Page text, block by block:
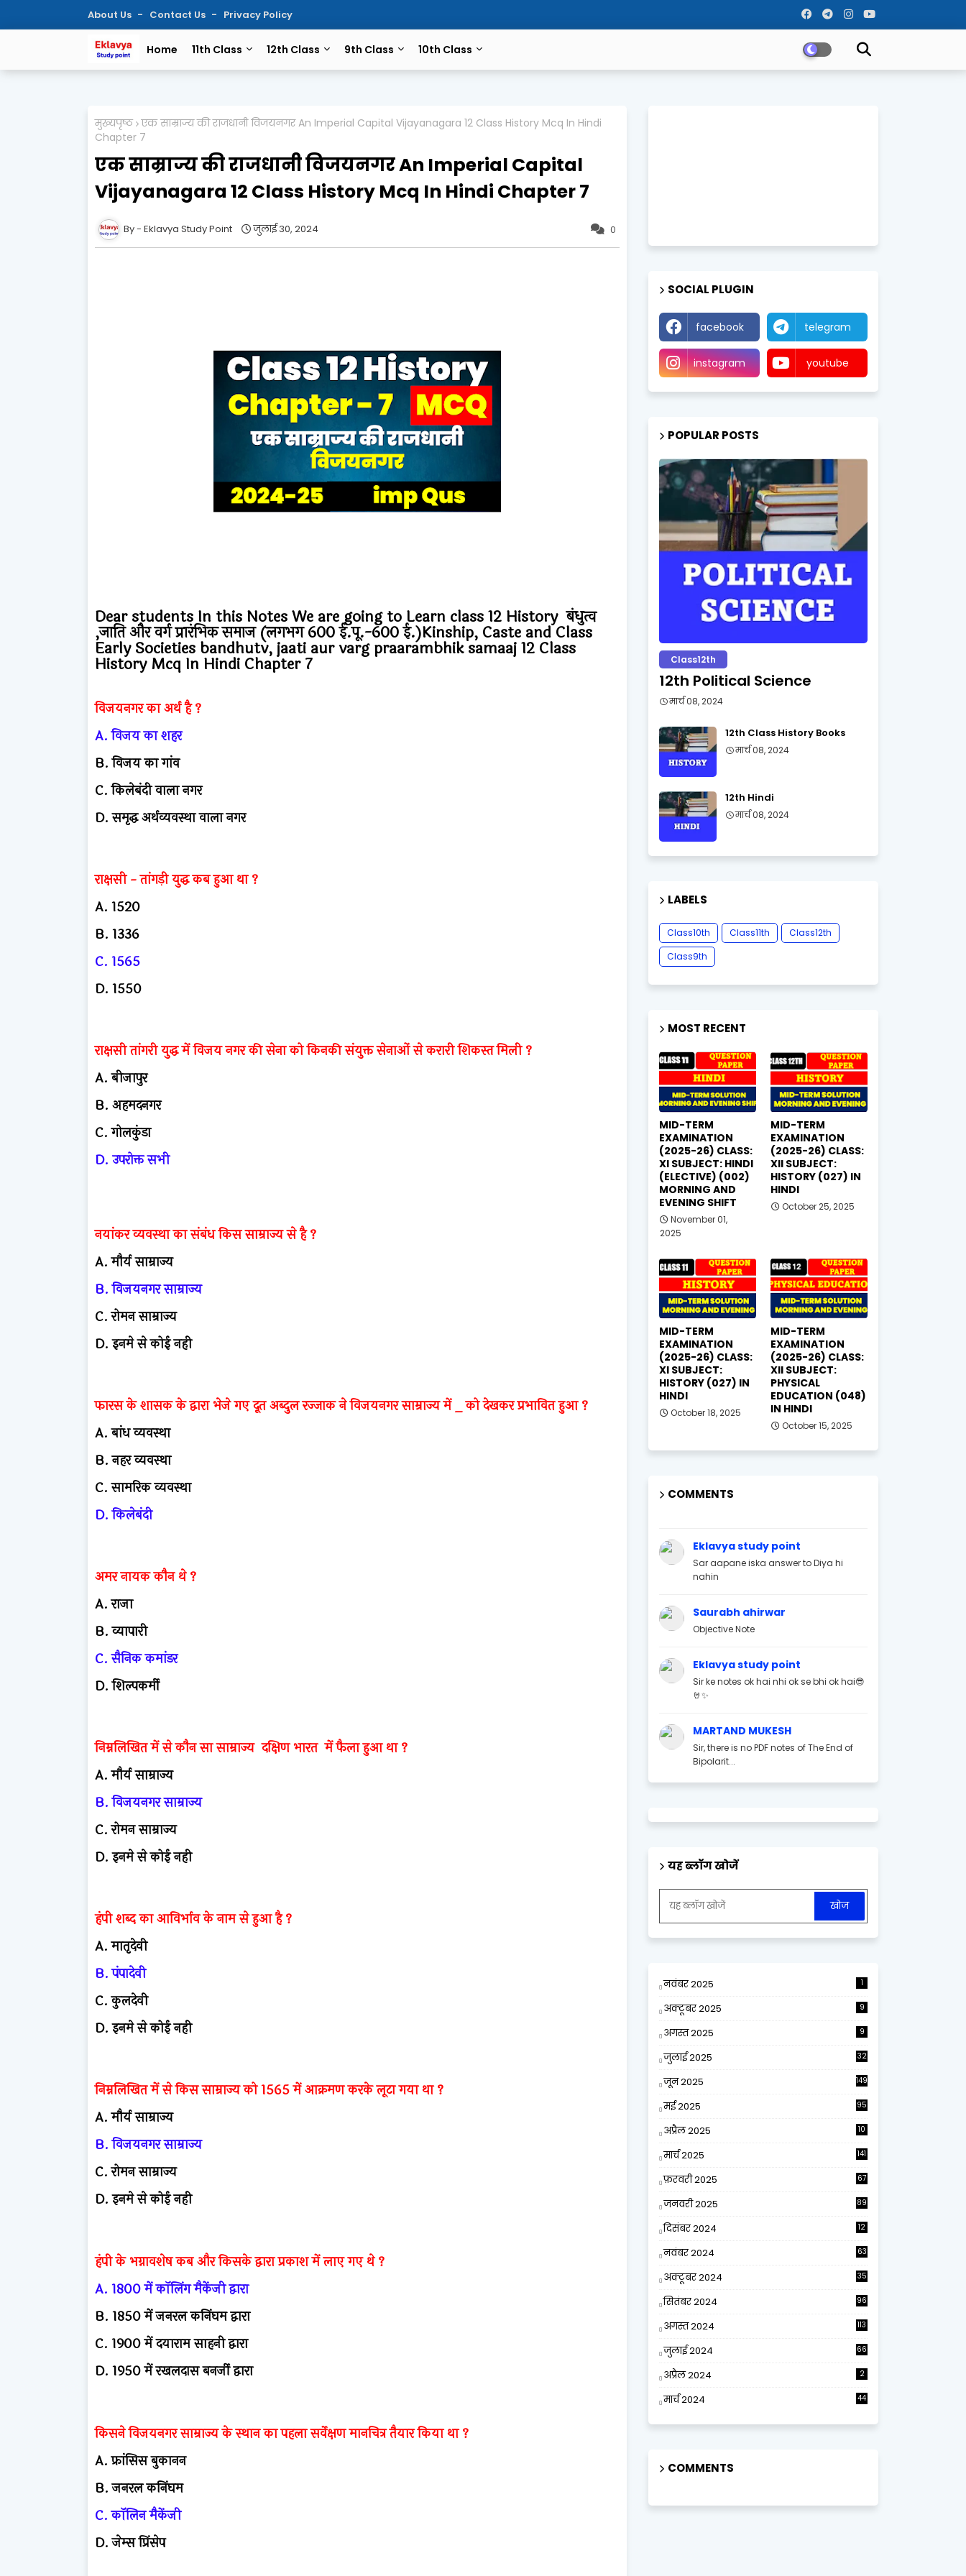
About Us Contact Us Privacy Policy
Home 11th Class 12th Class 9th Class 10th Class
मुख्यपृष्ठ एक साम्राज्य की राजधानी विजयनगर An Imperial Capital Vijayanagara 12 Class History Mcq In Hindi
Chapter 7
एक साम्राज्य की राजधानी विजयनगर An Imperial Capital
Vijayanagara 12 Class History Mcq In Hindi Chapter 7
0
Eklavya Study Point जुलाई 30, 2024
Dear students In this Notes We are going to Learn class 12 History बंधुत्व
,जाति और वर्ग प्रारंभिक समाज (लगभग 600 ई.पू.-600 ई.)Kinship, Caste and Class
Early Societies bandhutv, jaati aur varg praarambhik samaaj 12 Class
History Mcq In Hindi Chapter 7
विजयनगर का अर्थ है ?
A.विजय का शहर
B.विजय का गांव
C.किलेबंदी वाला नगर
D.समृद्ध अर्थव्यवस्था वाला नगर
राक्षसी - तांगड़ी युद्ध कब हुआ था ?
A. 1520
B. 1336
C. 1565
D. 1550
राक्षसी तांगरी युद्ध में विजय नगर की सेना को किनकी संयुक्त सेनाओं से करारी शिकस्त मिली ?
A.बीजापुर
B. अहमदनगर
C.गोलकुंडा
D. उपरोक्त सभी
नयांकर व्यवस्था का संबंध किस साम्राज्य से है ?
A.मौर्य साम्राज्य
B.विजयनगर साम्राज्य
C.रोमन साम्राज्य
D.इनमे से कोई नही
फारस के शासक के द्वारा भेजे गए दूत अब्दुल रज्जाक ने विजयनगर साम्राज्य में _ को देखकर प्रभावित हुआ ?
A.बांध व्यवस्था
B.नहर व्यवस्था
C.सामरिक व्यवस्था
D.किलेबंदी
अमर नायक कौन थे ?
A.राजा
B.व्यापारी
C.सैनिक कमांडर
D.शिल्पकर्मी
निम्नलिखित में से कौन सा साम्राज्य दक्षिण भारत में फैला हुआ था ?
A. मौर्य साम्राज्य
B. विजयनगर साम्राज्य
C. रोमन साम्राज्य
D. इनमे से कोई नही
हंपी शब्द का आविर्भाव के नाम से हुआ है ?
A. मातृदेवी
B. पंपादेवी
C. कुलदेवी
D. इनमे से कोई नही
निम्नलिखित में से किस साम्राज्य को 1565 में आक्रमण करके लूटा गया था ?
A. मौर्य साम्राज्य
B. विजयनगर साम्राज्य
C. रोमन साम्राज्य
D. इनमे से कोई नही
हंपी के भग्नावशेष कब और किसके द्वारा प्रकाश में लाए गए थे ?
A. 1800 में कॉलिंग मैकेंजी द्वारा
B. 1850 में जनरल कनिंघम द्वारा
C. 1900 में दयाराम साहनी द्वारा
D. 1950 में रखलदास बनर्जी द्वारा
किसने विजयनगर साम्राज्य के स्थान का पहला सर्वेक्षण मानचित्र तैयार किया था ?
A. फ्रांसिस बुकानन
B. जनरल कनिंघम
C. कॉलिन मैकेंजी
D. जेम्स प्रिंसेप
SOCIAL PLUGIN
facebook telegram
instagram youtube
POPULAR POSTS
Class12th
12th Political Science
मार्च 08, 2024
12th Class History Books
मार्च 08, 2024
12th Hindi
मार्च 08, 2024
LABELS
Class10th Class11th
Class12th
Class9th
MOST RECENT
MID-TERM
EXAMINATION
(2025-26) CLASS:
XI SUBJECT: HINDI
(ELECTIVE) (002)
MORNING AND
EVENING SHIFT
November 01,
2025
MID-TERM
EXAMINATION
(2025-26) CLASS:
XII SUBJECT:
HISTORY (027) IN
HINDI
October 25, 2025
MID-TERM
EXAMINATION
(2025-26) CLASS:
XI SUBJECT:
HISTORY (027) IN
HINDI
October 18, 2025
MID-TERM
EXAMINATION
(2025-26) CLASS:
XII SUBJECT:
PHYSICAL
EDUCATION (048)
IN HINDI
October 15, 2025
COMMENTS
Eklavya study point
Sar aapane iska answer to Diya hi
nahin
Saurabh ahirwar
Objective Note
Eklavya study point
Sir ke notes ok hai nhi ok se bhi ok hai😎
🤘✨
MARTAND MUKESH
Sir, there is no PDF notes of The End of
Bipolarit...
यह ब्लॉग खोजें
नवंबर 2025 1
अक्टूबर 2025 9
अगस्त 2025 9
जुलाई 2025 32
जून 2025 149
मई 2025 95
अप्रैल 2025
10
मार्च 2025 141
फ़रवरी 2025 67
जनवरी 2025 89
दिसंबर 2024
12
नवंबर 2024 63
अक्टूबर 2024 35
सितंबर 2024 96
अगस्त 2024 113
जुलाई 2024 66
अप्रैल 2024 2
मार्च 2024 44
COMMENTS